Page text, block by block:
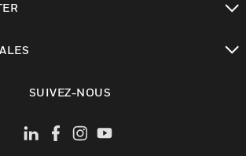
SUIVEZ-NOUS